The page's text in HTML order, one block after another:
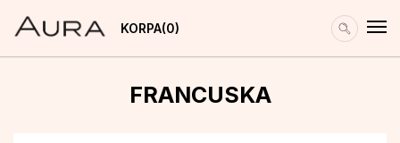
KORPA 0
FRANCUSKA